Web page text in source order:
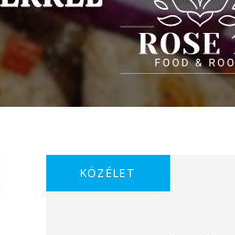
KÖZÉLET